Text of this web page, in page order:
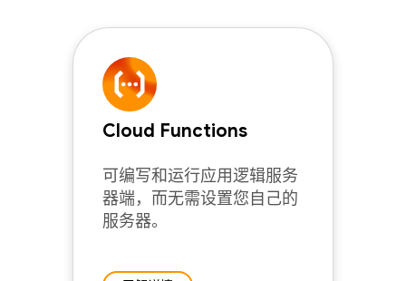
Cloud Functions
可编写和运行应用逻辑服务
器端，而无需设置您自己的
服务器。